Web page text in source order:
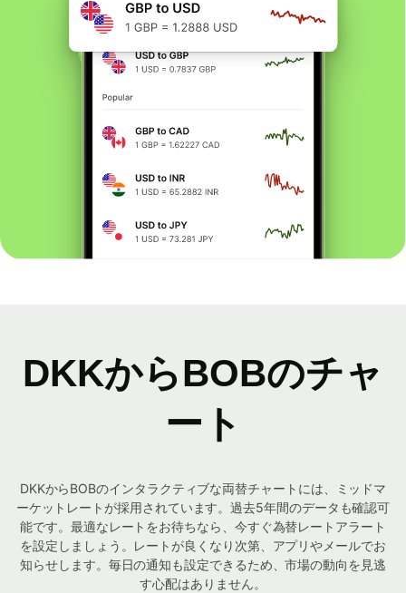
DKKからBOBのチャ
ート
DKKからBOBのインタラクティブな両替チャートには、ミッドマ
ーケットレートが採用されています。過去5年間のデータも確認可
能です。最適なレートをお待ちなら、今すぐ為替レートアラート
を設定しましょう。レートが良くなり次第、アプリやメールでお
知らせします。毎日の通知も設定できるため、市場の動向を見逃
す心配はありません。